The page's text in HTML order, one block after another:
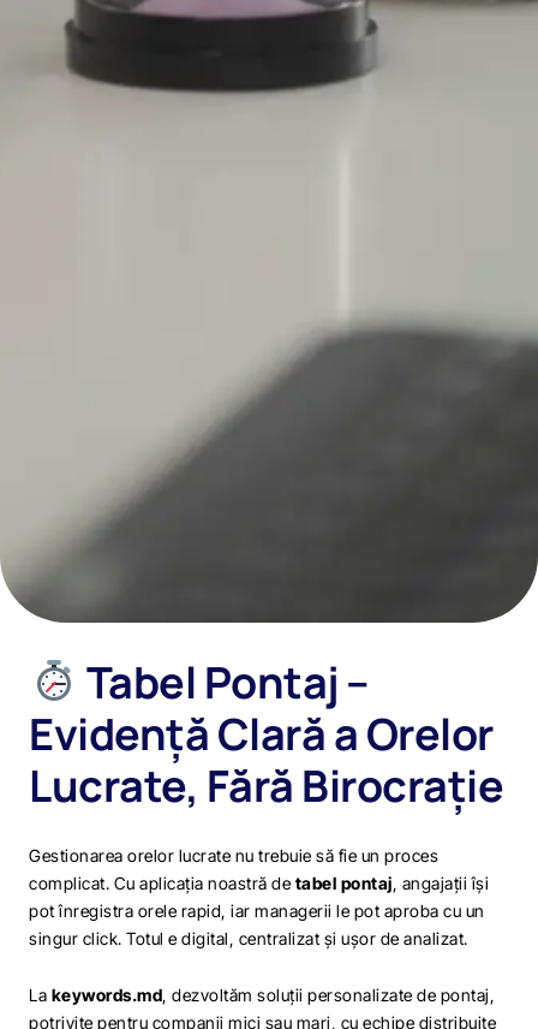
Tabel Pontaj –
Evidență Clară a Orelor
Lucrate, Fără Birocrație
Gestionarea orelor lucrate nu trebuie să fie un proces
complicat. Cu aplicația noastră de tabel pontaj, angajații își
pot înregistra orele rapid, iar managerii le pot aproba cu un
singur click. Totul e digital, centralizat și ușor de analizat.
La keywords.md, dezvoltăm soluții personalizate de pontaj,
potrivite pentru companii mici sau mari, cu echipe distribuite